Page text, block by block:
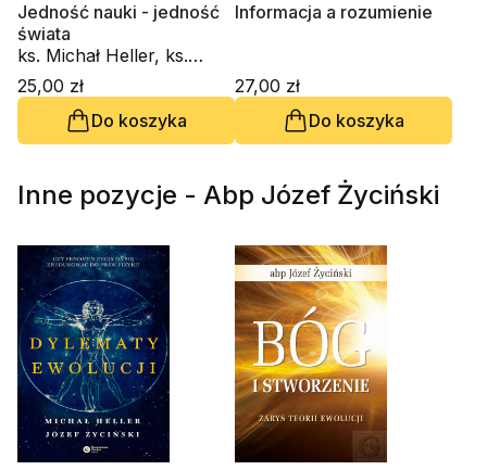
Jedność nauki - jedność
świata
ks. Michał Heller, ks.
Janusz Mączka
25,00 zł
Do koszyka
Informacja a rozumienie
27,00 zł
Do koszyka
Inne pozycje - Abp Józef Życiński